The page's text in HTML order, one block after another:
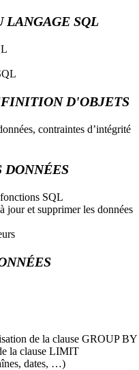
SQL
D'OBJETS
contraintes d’intégrité
SQL
jour et supprimer les données
de la clause GROUP BY
la clause LIMIT
dates, …)